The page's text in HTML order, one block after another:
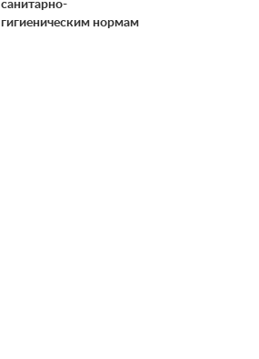
санитарно-
гигиеническим нормам